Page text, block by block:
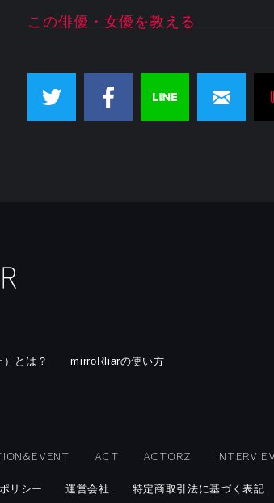
この俳優・女優を教える
とは？ mirroRliarの使い方
ACT ACTORZ
リシー 運営会社 特定商取引法に基づく表記